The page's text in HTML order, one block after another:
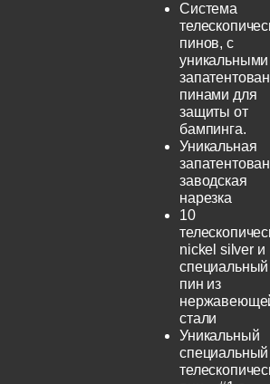
Система
пинов, с
уникальными
пинами для
защиты от
бампинга.
Уникальная
заводская
нарезка
10
nickel silver и
специальный
пин из
стали
Уникальный
специальный